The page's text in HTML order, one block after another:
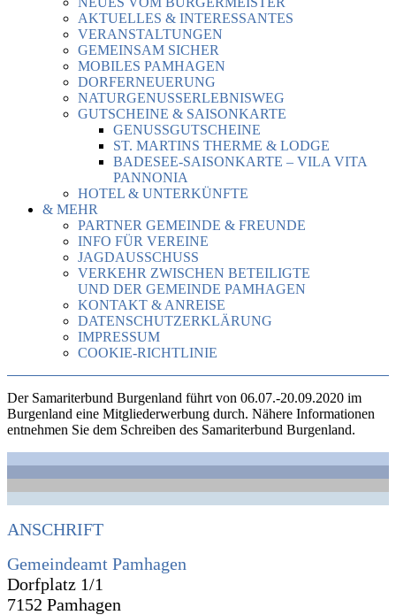
AKTUELLES & INTERESSANTES
VERANSTALTUNGEN
GEMEINSAM SICHER
MOBILES PAMHAGEN
DORFERNEUERUNG
NATURGENUSSERLEBNISWEG
GUTSCHEINE & SAISONKARTE
GENUSSGUTSCHEINE
ST. MARTINS THERME & LODGE
BADESEE-SAISONKARTE – VILA VITA
PANNONIA
HOTEL & UNTERKÜNFTE
& MEHR
PARTNER GEMEINDE & FREUNDE
INFO FÜR VEREINE
JAGDAUSSCHUSS
VERKEHR ZWISCHEN BETEILIGTE
UND DER GEMEINDE PAMHAGEN
KONTAKT & ANREISE
DATENSCHUTZERKLÄRUNG
IMPRESSUM
COOKIE-RICHTLINIE
Der Samariterbund Burgenland führt von 06.07.-20.09.2020 im
Burgenland eine Mitgliederwerbung durch. Nähere Informationen
entnehmen Sie dem Schreiben des Samariterbund Burgenland.
ANSCHRIFT
Gemeindeamt Pamhagen
Dorfplatz 1/1
7152 Pamhagen